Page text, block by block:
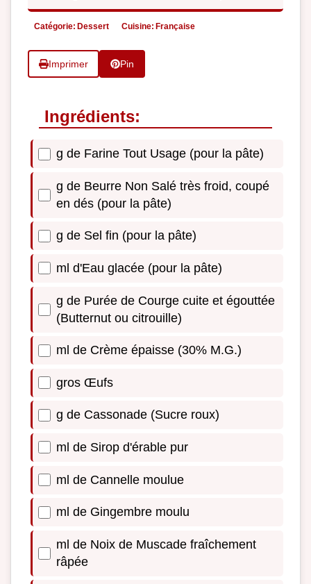
Catégorie: Dessert Cuisine: Française
Imprimer Pin
Ingrédients:
g de Farine Tout Usage (pour la pâte)
g de Beurre Non Salé très froid, coupé
en dés (pour la pâte)
g de Sel fin (pour la pâte)
ml d'Eau glacée (pour la pâte)
g de Purée de Courge cuite et égouttée
(Butternut ou citrouille)
ml de Crème épaisse (30% M.G.)
gros Œufs
g de Cassonade (Sucre roux)
ml de Sirop d'érable pur
ml de Cannelle moulue
ml de Gingembre moulu
ml de Noix de Muscade fraîchement
râpée